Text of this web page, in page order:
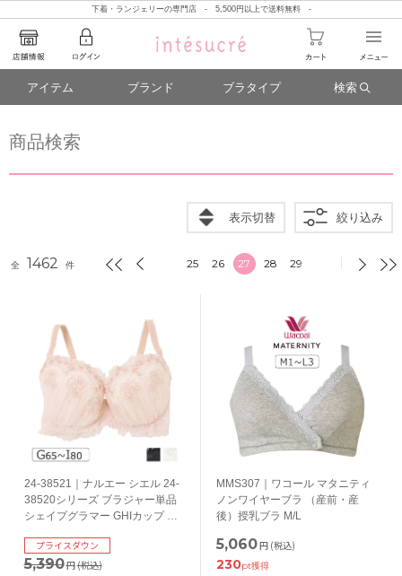
下着・ランジェリーの専門店 - 5,500円以上で送料無料 -
アイテム ブランド ブラタイプ 検索
商品検索
表示切替 絞り込み
全 1462 件 25 26 27 28 29
24-38521｜ナルエー シエル 24-
38520シリーズ ブラジャー単品
シェイプグラマー GHIカップ ア
5,390円(税込)
プライスダウン
MMS307｜ワコール マタニティ
ノンワイヤーブラ （産前・産
後）授乳ブラ M/L
5,060円 (税込)
230pt獲得